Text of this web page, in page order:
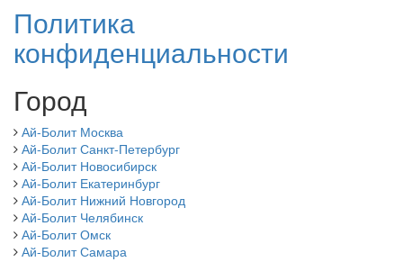
Политика
конфиденциальности
Город
Ай-Болит Москва
Ай-Болит Санкт-Петербург
Ай-Болит Новосибирск
Ай-Болит Екатеринбург
Ай-Болит Нижний Новгород
Ай-Болит Челябинск
Ай-Болит Омск
Ай-Болит Самара